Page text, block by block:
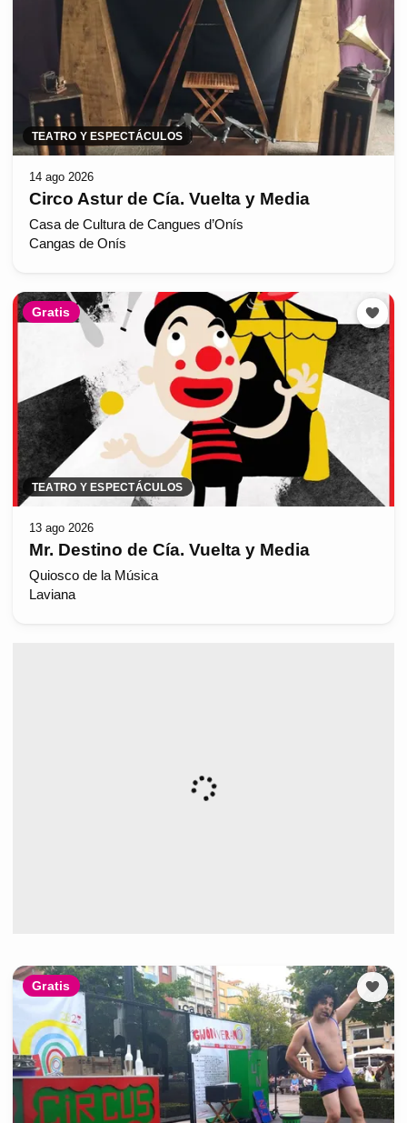
TEATRO Y ESPECTÁCULOS
14 ago 2026
Circo Astur de Cía. Vuelta y Media
Casa de Cultura de Cangues d’Onís
Cangas de Onís
Gratis
TEATRO Y ESPECTÁCULOS
13 ago 2026
Mr. Destino de Cía. Vuelta y Media
Quiosco de la Música
Laviana
Gratis